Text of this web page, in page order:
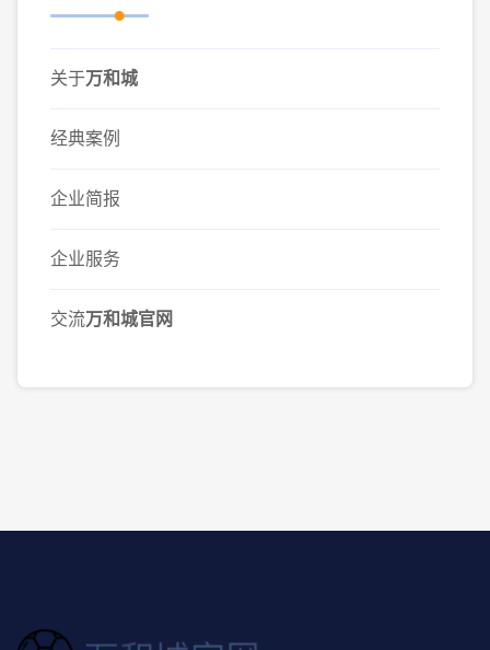
关于万和城
经典案例
企业简报
企业服务
交流万和城官网